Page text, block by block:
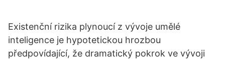
Existenční rizika plynoucí z vývoje umělé
inteligence je hypotetickou hrozbou
předpovídající, že dramatický pokrok ve vývoji